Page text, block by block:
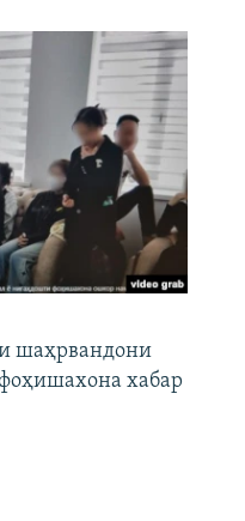
шаҳрвандони
хабар